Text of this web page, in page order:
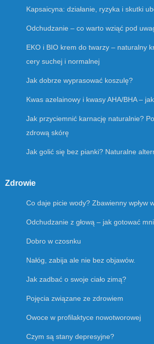
Kapsaicyna: działanie, ryzyka i skutki
Odchudzanie – co warto wziąć pod
EKO i BIO krem do twarzy – naturalny
cery suchej i normalnej
Jak dobrze wyprasować koszulę?
Kwas azelainowy i kwasy AHA/BHA –
Jak przyciemnić karnację naturalnie?
zdrową skórę
Jak golić się bez pianki? Naturalne
Zdrowie
Co daje picie wody? Zbawienny wpływ
Odchudzanie z głową – jak gotować
Dobro w czosnku
Nałóg, zabija ale nie bez objawów.
Jak zadbać o swoje ciało zimą?
Pojęcia związane ze zdrowiem
Owoce w profilaktyce nowotworowej
Czym są stany depresyjne?